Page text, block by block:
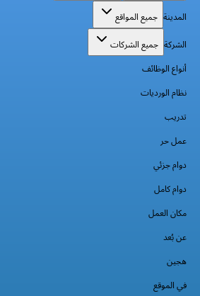
المدينة جميع المواقع
الشركة جميع الشركات
أنواع الوظائف
نظام الورديات
تدريب
عمل حر
دوام جزئي
دوام كامل
مكان العمل
عن بُعد
هجين
في الموقع